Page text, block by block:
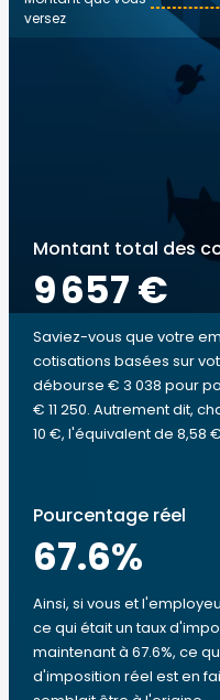
versez
Montant total des
9 657 €
Saviez-vous que votre
cotisations basées sur
débourse € 3 038 pour
€ 11 250. Autrement dit,
10 €, l'équivalent de 8,58
Pourcentage réel
67.6%
Ainsi, si vous et
ce qui était un taux
maintenant à 67.6%, ce
d'imposition réel est en